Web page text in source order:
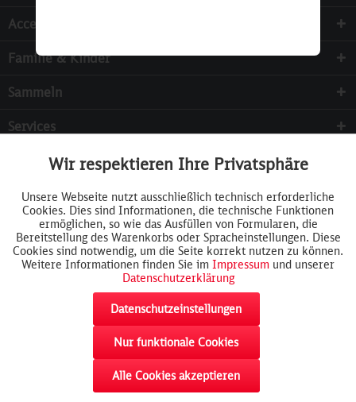
Accessoires
Familie & Kinder
Sammeln
Services
AGB Cookie-Einstellungen
Impressum
Datenschutz
Widerrufsrecht
Funktionale Aktiv
Tracking Inaktiv
Wir respektieren Ihre Privatsphäre
Unsere Webseite nutzt ausschließlich technisch erforderliche
Cookies. Dies sind Informationen, die technische Funktionen
ermöglichen, so wie das Ausfüllen von Formularen, die
Bereitstellung des Warenkorbs oder Spracheinstellungen. Diese
Cookies sind notwendig, um die Seite korrekt nutzen zu können.
Weitere Informationen finden Sie im Impressum und unserer
Datenschutzerklärung
Datenschutzeinstellungen
Nur funktionale Cookies
akzeptieren
Alle Cookies akzeptieren